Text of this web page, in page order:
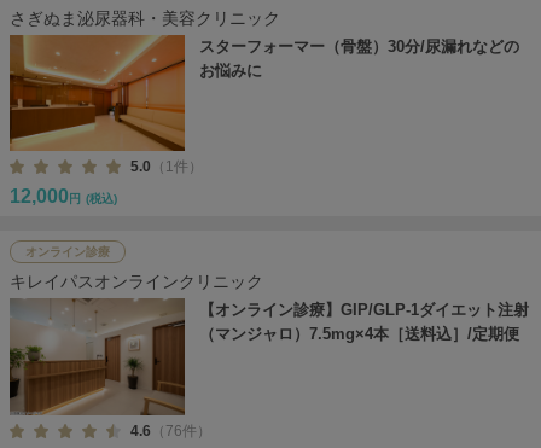
さぎぬま泌尿器科・美容クリニック
スターフォーマー（骨盤）30分/尿漏れなどの
お悩みに
5.0 （1件）
12,000 円 (税込)
オンライン診療
キレイパスオンラインクリニック
【オンライン診療】GIP/GLP-1ダイエット注射
（マンジャロ）7.5mg×4本［送料込］/定期便
4.6 （76件）